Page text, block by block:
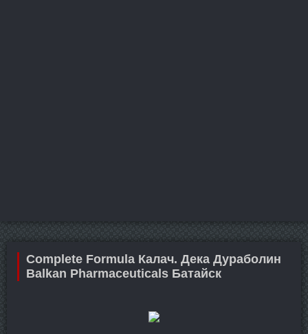
Complete Formula Калач. Дека Дураболин
Balkan Pharmaceuticals Батайск